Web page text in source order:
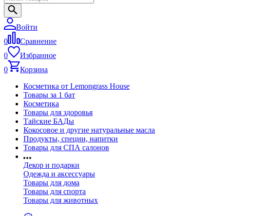
Войти
0
Сравнение
0
Избранное
0
Корзина
Косметика от Lemongrass House
Товары за 1 бат
Косметика
Товары для здоровья
Тайские БАДы
Кокосовое и другие натуральные масла
Продукты, специи, напитки
Товары для СПА салонов
Декор и подарки
Одежда и аксессуары
Товары для дома
Товары для спорта
Товары для животных